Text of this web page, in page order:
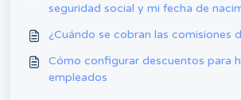
seguridad social y mi fecha de
¿Cuándo se cobran las comisiones
Cómo configurar descuentos para
empleados